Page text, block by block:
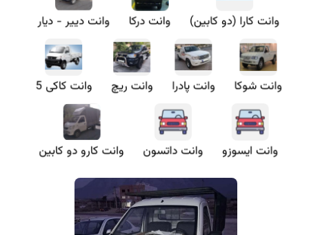
وانت کارا (دو کابین) وانت درکا وانت دییر - دیار
وانت شوکا وانت پادرا وانت ریچ وانت کاکی 5
وانت ایسوزو وانت داتسون وانت کارو دو کابین